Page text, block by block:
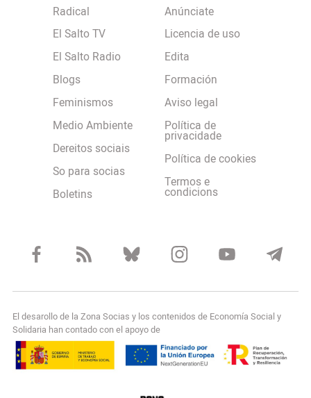
Radical
El Salto TV
El Salto Radio
Blogs
Feminismos
Medio Ambiente
Dereitos sociais
So para socias
Boletins
Anúnciate
Licencia de uso
Edita
Formación
Aviso legal
Política de
privacidade
Política de cookies
Termos e
condicions
El desarollo de la Zona Socias y los contenidos de Economía Social y
Solidaria han contado con el apoyo de